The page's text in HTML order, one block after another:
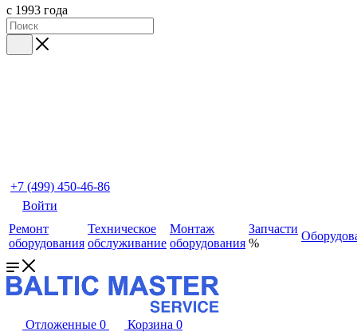
с 1993 года
+7 (499) 450-46-86
Войти
Ремонт
оборудования
Техническое
обслуживание
Монтаж
оборудования
Запчасти
%
Отложенные 0 Корзина 0